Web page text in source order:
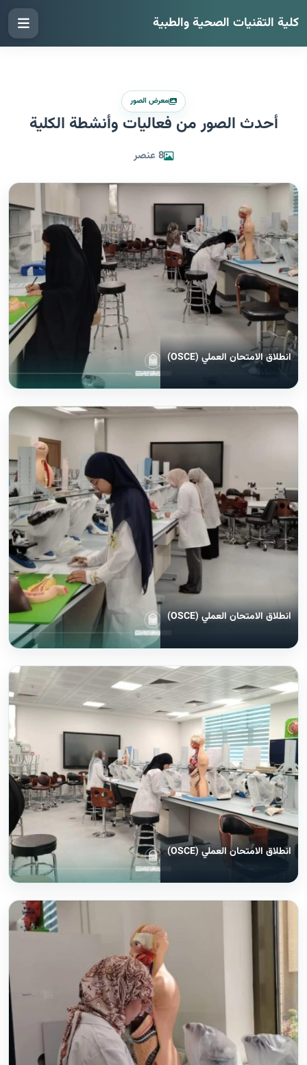
كلية التقنيات الصحية والطبية
معرض الصور
أحدث الصور من فعاليات وأنشطة الكلية
8 عنصر
انطلاق الامتحان العملي (OSCE)
انطلاق الامتحان العملي (OSCE)
انطلاق الامتحان العملي (OSCE)